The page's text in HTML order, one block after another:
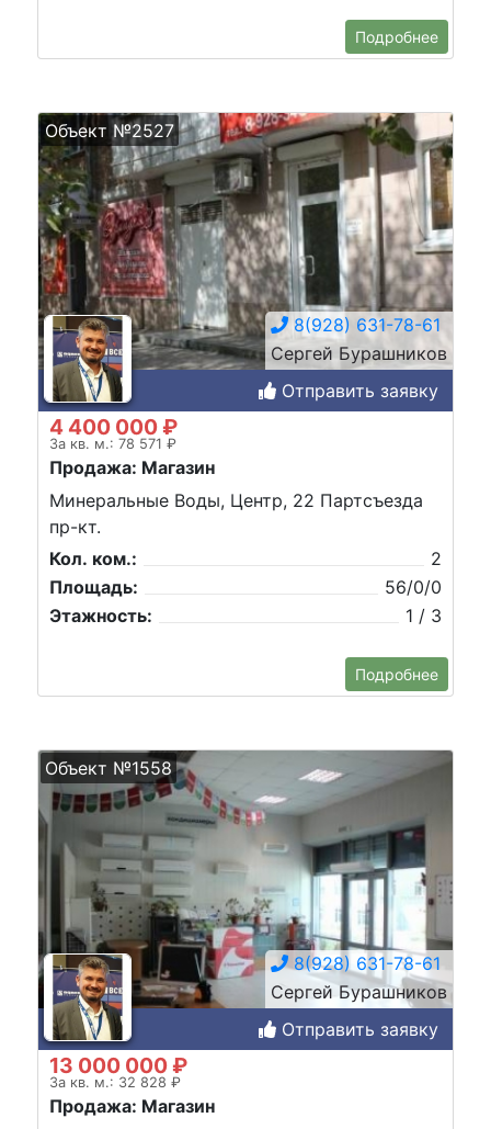
Подробнее
Объект №2527
8(928) 631-78-61
Сергей Бурашников
Отправить заявку
4 400 000 ₽
За кв. м.: 78 571 ₽
Продажа: Магазин
Минеральные Воды, Центр, 22 Партсъезда
пр-кт.
Кол. ком.:
2
Площадь:
56/0/0
Этажность:
1 / 3
Подробнее
Объект №1558
8(928) 631-78-61
Сергей Бурашников
Отправить заявку
13 000 000 ₽
За кв. м.: 32 828 ₽
Продажа: Магазин